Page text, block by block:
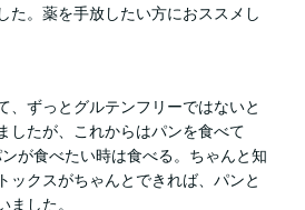
た。薬を手放したい方におススメし
、ずっとグルテンフリーではないと
したが、これからはパンを食べて
が食べたい時は食べる。ちゃんと知
ックスがちゃんとできれば、パンと
ました。